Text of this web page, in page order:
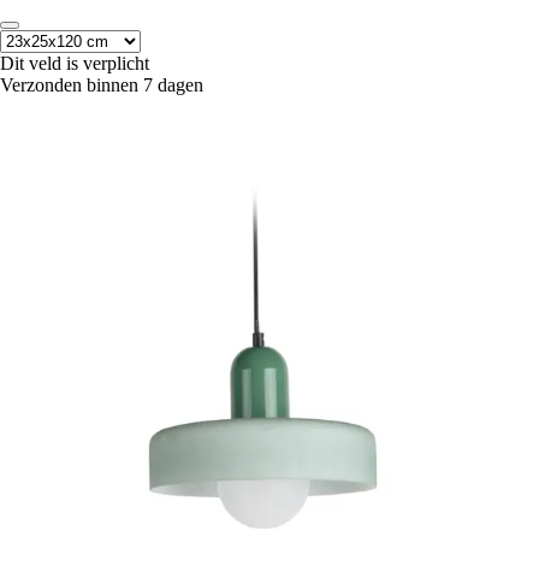
Dit veld is verplicht
Verzonden binnen 7 dagen